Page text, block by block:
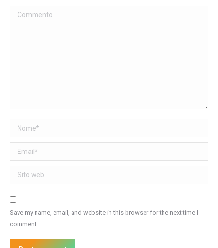
Commento
Nome *
Email *
Sito web
Save my name, email, and website in this browser for the next time I
comment.